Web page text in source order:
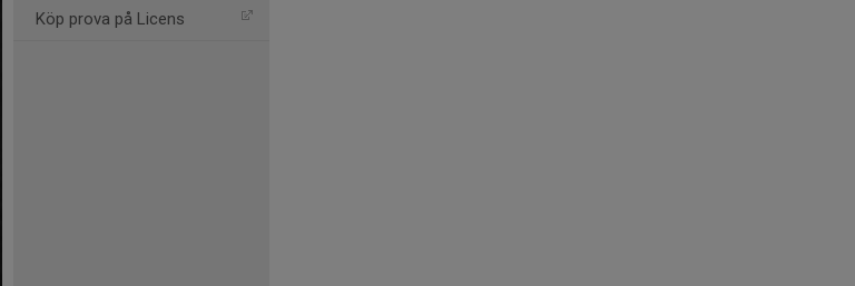
Köp prova på Licens